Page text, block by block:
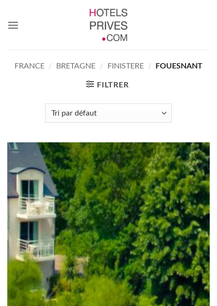
contenu
FRANCE / BRETAGNE / FINISTERE / FOUESNANT
FILTRER